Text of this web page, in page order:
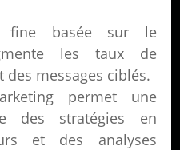
fine basée sur le
les taux de
messages ciblés.
permet une
des stratégies en
et des analyses